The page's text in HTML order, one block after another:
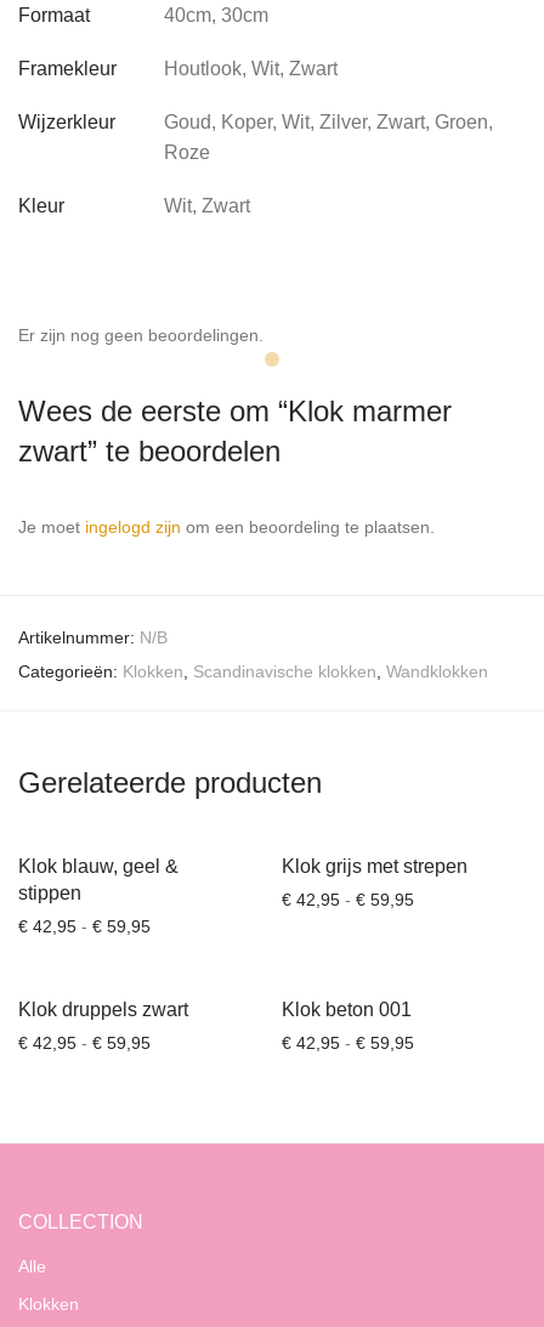
Formaat 40cm, 30cm
Framekleur Houtlook, Wit, Zwart
Wijzerkleur
Goud, Koper, Wit, Zilver, Zwart, Groen,
Roze
Kleur Wit, Zwart
Er zijn nog geen beoordelingen.
Wees de eerste om “Klok marmer
zwart” te beoordelen
Je moet ingelogd zijn om een beoordeling te plaatsen.
Artikelnummer: N/B
Categorieën: Klokken Scandinavische klokken Wandklokken
Gerelateerde producten
Klok blauw, geel &
stippen
€ 42,95 - € 59,95Prijsklasse: € 42,95 tot € 59,95
Klok grijs met strepen
€ 42,95 - € 59,95Prijsklasse: €
Klok druppels zwart
€ 42,95 - € 59,95Prijsklasse: € 42,95 tot € 59,95
Klok beton 001
€ 42,95 - € 59,95Prijsklasse: €
COLLECTION
Alle
Klokken